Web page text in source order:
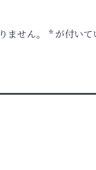
ません。 *が付いて